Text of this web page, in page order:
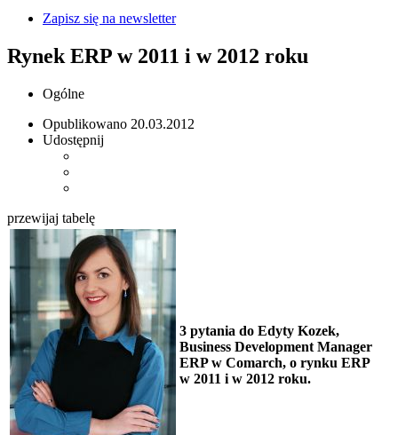
Zapisz się na newsletter
Rynek ERP w 2011 i w 2012 roku
Ogólne
Opublikowano 20.03.2012
Udostępnij
przewijaj tabelę
3 pytania do Edyty Kozek,
Business Development Manager
ERP w Comarch, o rynku ERP
w 2011 i w 2012 roku.